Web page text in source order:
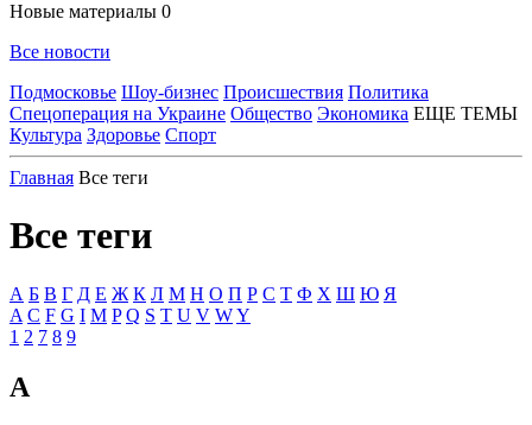
Новые материалы 0
Все новости
Подмосковье Шоу-бизнес Происшествия Политика
Спецоперация на Украине Общество Экономика ЕЩЕ ТЕМЫ
Культура Здоровье Спорт
Главная Все теги
Все теги
А Б В Г Д Е Ж К Л М Н О П Р С Т Ф Х Ш Ю Я
A C F G I M P Q S T U V WY
1 2 7 8 9
А